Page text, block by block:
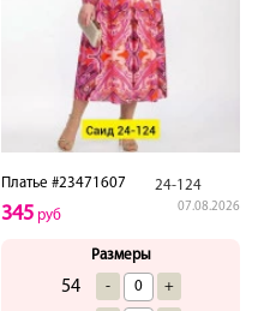
Платье #23471607 24-124
07.08.2026
345 руб
Размеры
54 - +